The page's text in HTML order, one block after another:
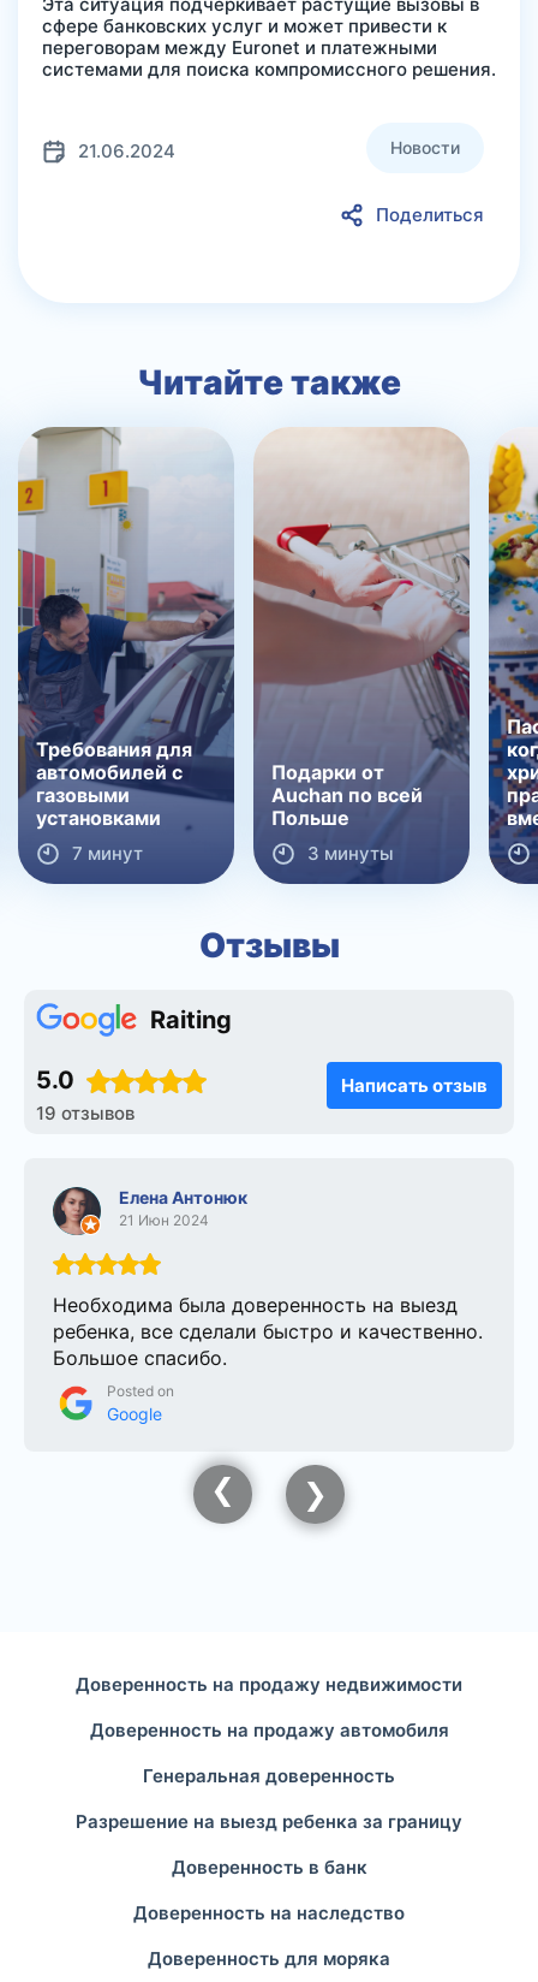
сфере банковских услуг и может привести к
переговорам между Euronet и платежными
системами для поиска компромиссного решения.
21.06.2024 Новости
Поделиться
Читайте также
Требования для
автомобилей с
газовыми
установками
7 минут
Подарки от
Auchan по всей
Польше
3 минуты
Отзывы
Raiting
5.0
19 отзывов
Написать отзыв
Елена Антонюк
21 Июн 2024
Необходима была доверенность на выезд
ребенка, все сделали быстро и качественно.
Большое спасибо.
Posted on
Google
Доверенность на продажу недвижимости
Доверенность на продажу автомобиля
Генеральная доверенность
Разрешение на выезд ребенка за границу
Доверенность в банк
Доверенность на наследство
Доверенность для моряка